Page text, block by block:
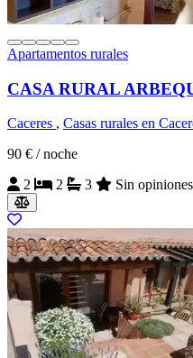
Apartamentos rurales
CASA RURAL
Caceres , Casas rurales en
90 € / noche
2
2 3 Sin opiniones